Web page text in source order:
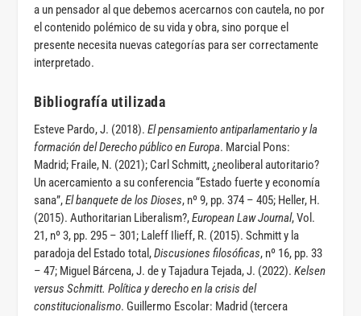
a un pensador al que debemos acercarnos con cautela, no por
el contenido polémico de su vida y obra, sino porque el
presente necesita nuevas categorías para ser correctamente
interpretado.
Bibliografía utilizada
Esteve Pardo, J. (2018).El pensamiento antiparlamentario y la
formación del Derecho público en Europa. Marcial Pons:
Madrid; Fraile, N. (2021); Carl Schmitt, ¿neoliberal autoritario?
Un acercamiento a su conferencia “Estado fuerte y economía
sana”,El banquete de los Dioses, nº 9, pp. 374 – 405; Heller, H.
(2015). Authoritarian Liberalism?,European Law Journal, Vol.
21, nº 3, pp. 295 – 301; Laleff Ilieff, R. (2015). Schmitt y la
paradoja del Estado total,Discusiones filosóficas, nº 16, pp. 33
– 47; Miguel Bárcena, J. de y Tajadura Tejada, J. (2022).Kelsen
versus Schmitt. Política y derecho en la crisis del
constitucionalismo. Guillermo Escolar: Madrid (tercera